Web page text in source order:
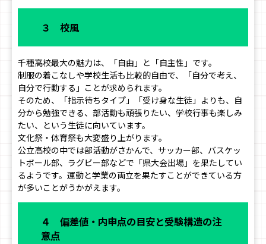
３ 校風
千種高校最大の魅力は、「自由」と「自主性」です。
制服の着こなしや学校生活も比較的自由で、「自分で考え、
自分で行動する」ことが求められます。
そのため、「指示待ちタイプ」「受け身な生徒」よりも、自
分から勉強できる、部活動も頑張りたい、学校行事も楽しみ
たい、という生徒に向いています。
文化祭・体育祭も大変盛り上がります。
公立高校の中では部活動がさかんで、サッカー部、バスケッ
トボール部、ラグビー部などで「県大会出場」を果たしてい
るようです。運動と学業の両立を果たすことができている方
が多いことがうかがえます。
４ 偏差値・内申点の目安と受験構造の注
意点